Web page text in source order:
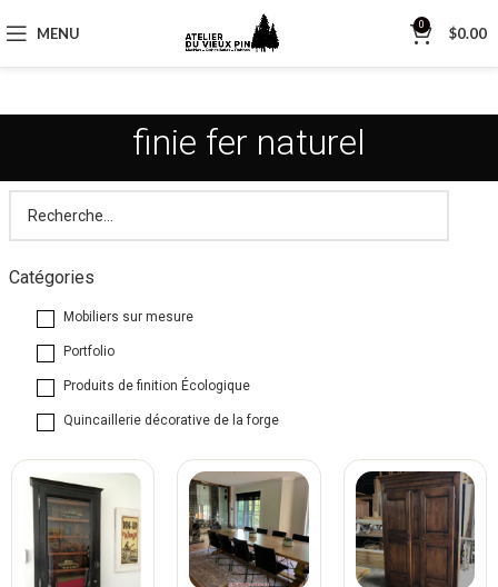
MENU 0 $0.00
finie fer naturel
Catégories
Mobiliers sur mesure
Portfolio
Produits de finition Écologique
Quincaillerie décorative de la forge